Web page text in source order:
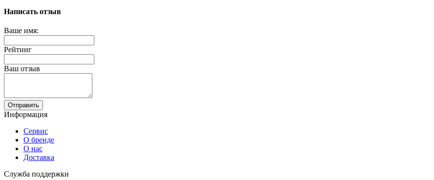
Написать отзыв
Ваше имя:
Рейтинг
Ваш отзыв
Отправить
Информация
Сервис
О бренде
О нас
Доставка
Служба поддержки